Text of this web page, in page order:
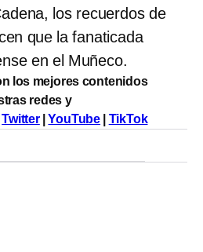
los recuerdos de
que la fanaticada
en el Muñeco.
los mejores contenidos
redes y
Twitter| YouTube TikTok